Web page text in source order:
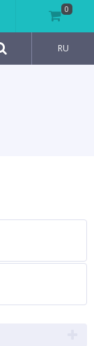
RU
0